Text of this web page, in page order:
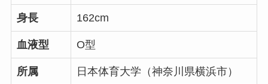
身長 162cm
血液型 O型
所属 日本体育大学（神奈川県横浜市）